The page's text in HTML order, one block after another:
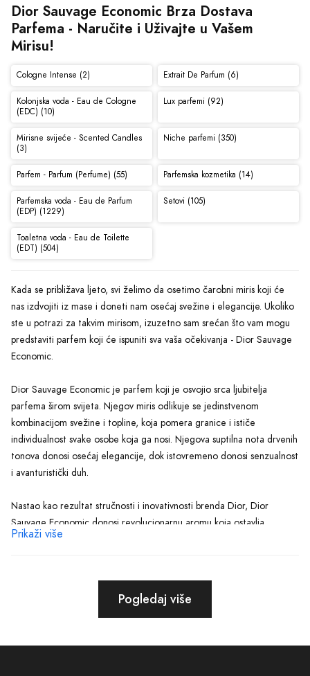
Dior Sauvage Economic Brza Dostava
Parfema - Naručite i Uživajte u Vašem
Mirisu!
Cologne Intense (2) Extrait De Parfum (6)
Kolonjska voda - Eau de Cologne
(EDC) (10)
Lux parfemi (92)
Mirisne svijeće - Scented Candles
(3)
Niche parfemi (350)
Parfem - Parfum (Perfume) (55) Parfemska kozmetika (14)
Parfemska voda - Eau de Parfum
(EDP) (1229)
Setovi (105)
Toaletna voda - Eau de Toilette
(EDT) (504)
Kada se približava ljeto, svi želimo da osetimo čarobni miris koji će
nas izdvojiti iz mase i doneti nam osećaj svežine i elegancije. Ukoliko
ste u potrazi za takvim mirisom, izuzetno sam srećan što vam mogu
predstaviti parfem koji će ispuniti sva vaša očekivanja - Dior Sauvage
Economic.
Dior Sauvage Economic je parfem koji je osvojio srca ljubitelja
parfema širom svijeta. Njegov miris odlikuje se jedinstvenom
kombinacijom svežine i topline, koja pomera granice i ističe
individualnost svake osobe koja ga nosi. Njegova suptilna nota drvenih
tonova donosi osećaj elegancije, dok istovremeno donosi senzualnost
i avanturistički duh.
Nastao kao rezultat stručnosti i inovativnosti brenda Dior, Dior
Sauvage Economic donosi revolucionarnu aromu koja ostavlja
neizbrisiv utisak. Svaki sastojak je pažljivo biran i kombinovan kako bi
Ono što Dior Sauvage Economic čini posebnim je ne samo njegov
Prikaži više
Pogledaj više